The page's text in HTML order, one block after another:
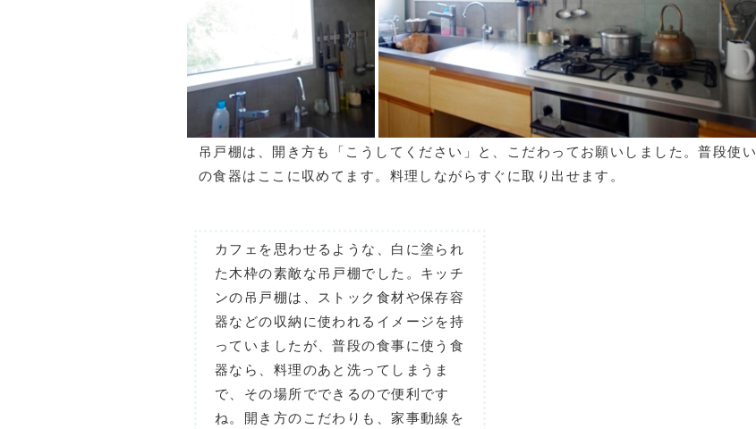
吊戸棚は、開き方も「こうしてください」と、こだわってお願いしました。普段使い
の食器はここに収めてます。料理しながらすぐに取り出せます。
カフェを思わせるような、白に塗られ
た木枠の素敵な吊戸棚でした。キッチ
ンの吊戸棚は、ストック食材や保存容
器などの収納に使われるイメージを持
っていましたが、普段の食事に使う食
器なら、料理のあと洗ってしまうま
で、その場所でできるので便利です
ね。開き方のこだわりも、家事動線を